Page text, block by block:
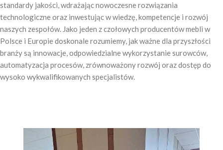
standardy jakości, wdrażając nowoczesne rozwiązania
technologiczne oraz inwestując w wiedzę, kompetencje i rozwój
naszych zespołów. Jako jeden z czołowych producentów mebli w
Polsce i Europie doskonale rozumiemy, jak ważne dla przyszłości
branży są innowacje, odpowiedzialne wykorzystanie surowców,
automatyzacja procesów, zrównoważony rozwój oraz dostęp do
wysoko wykwalifikowanych specjalistów.